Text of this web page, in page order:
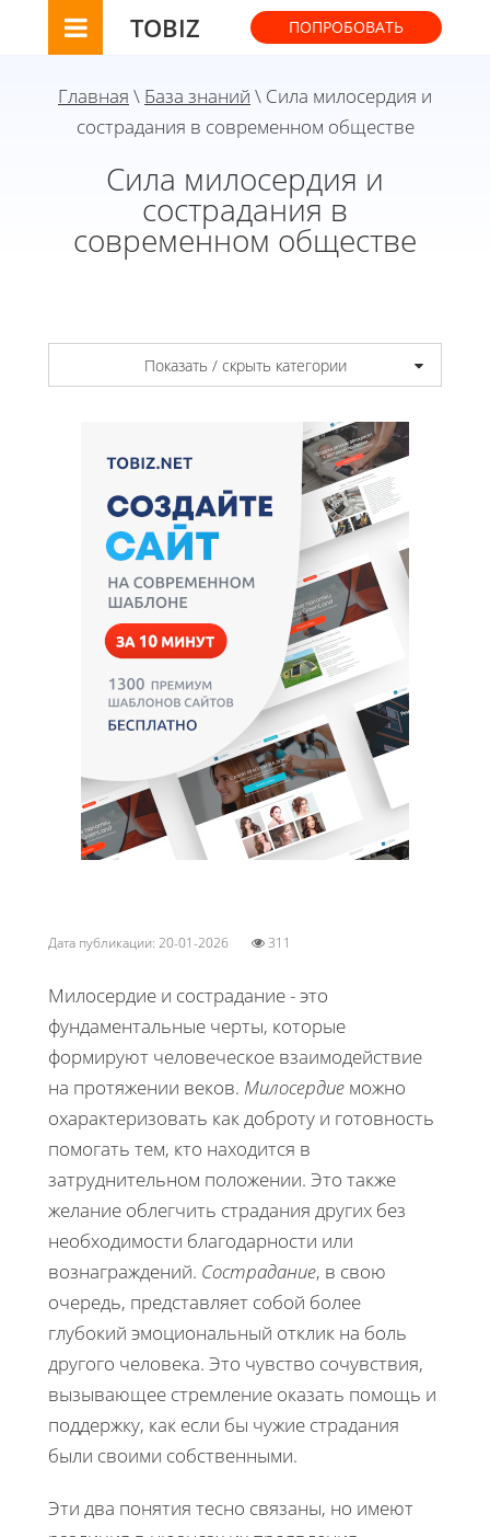
TOBIZ ПОПРОБОВАТЬ
Главная \ База знаний \ Сила милосердия и
сострадания в современном обществе
Сила милосердия и
сострадания в
современном обществе
Показать / скрыть категории
Дата публикации: 20-01-2026 311
Милосердие и сострадание - это
фундаментальные черты, которые
формируют человеческое взаимодействие
на протяжении веков. Милосердие можно
охарактеризовать как доброту и готовность
помогать тем, кто находится в
затруднительном положении. Это также
желание облегчить страдания других без
необходимости благодарности или
вознаграждений. Сострадание, в свою
очередь, представляет собой более
глубокий эмоциональный отклик на боль
другого человека. Это чувство сочувствия,
вызывающее стремление оказать помощь и
поддержку, как если бы чужие страдания
были своими собственными.
Эти два понятия тесно связаны, но имеют